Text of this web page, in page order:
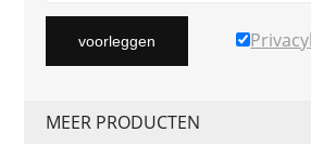
voorleggen
MEER PRODUCTEN